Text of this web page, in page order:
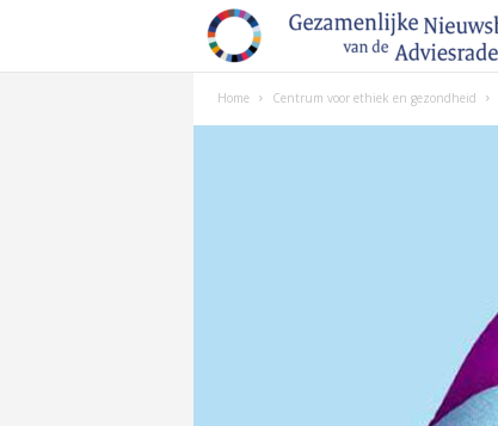
Home Centrum voor ethiek en gezondheid